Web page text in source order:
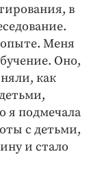
в
опыте. Меня
Оно,
как
я подмечала
с детьми,
и стало